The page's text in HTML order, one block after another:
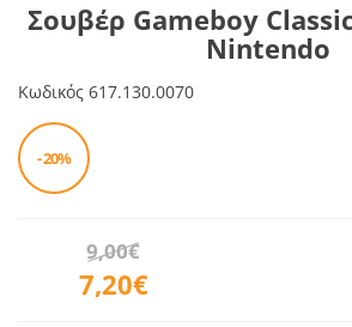
Σουβέρ Gameboy
Nintendo
Κωδικός 617.130.0070
- 20%
7,20€
9,00€